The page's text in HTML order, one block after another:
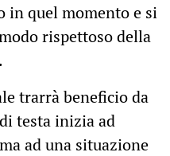
in quel momento e si
rispettoso della
trarrà beneficio da
testa inizia ad
ad una situazione